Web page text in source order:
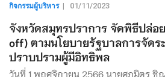
กิจกรรมผู้บริหาร| 01/11/2023
จังหวัดสมุทรปราการ จัดพิธีปล่อ
off) ตามนโยบายรัฐบาลการจัดร
ปราบปรามผู้มีอิทธิพล
วันที่ 1 พฤศจิกายน 2566 นายศุภมิตร ชิ